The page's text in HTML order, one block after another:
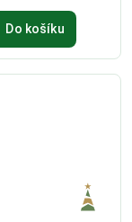
Do košíku